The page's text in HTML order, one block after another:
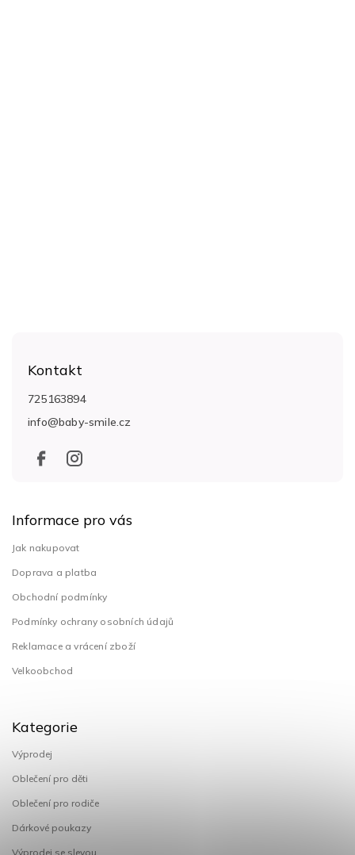
Kontakt
info@baby-smile.cz
725163894
Informace pro vás
Jak nakupovat
Doprava a platba
Obchodní podmínky
Podmínky ochrany osobních údajů
Reklamace a vrácení zboží
Velkoobchod
Kategorie
Výprodej
Oblečení pro děti
Oblečení pro rodiče
Dárkové poukazy
Výprodej se slevou